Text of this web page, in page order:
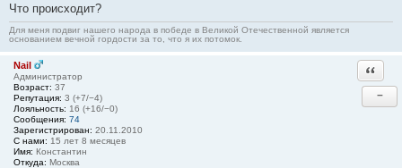
Что происходит?
Для меня подвиг нашего народа в победе в Великой Отечественной является
основанием вечной гордости за то, что я их потомок.
Nail
Администратор
Возраст: 37
Репутация: 3 (+7/−4)
Лояльность: 16 (+16/−0)
Сообщения: 74
Зарегистрирован: 20.11.2010
С нами: 15 лет 8 месяцев
Имя: Константин
Откуда: Москва
−